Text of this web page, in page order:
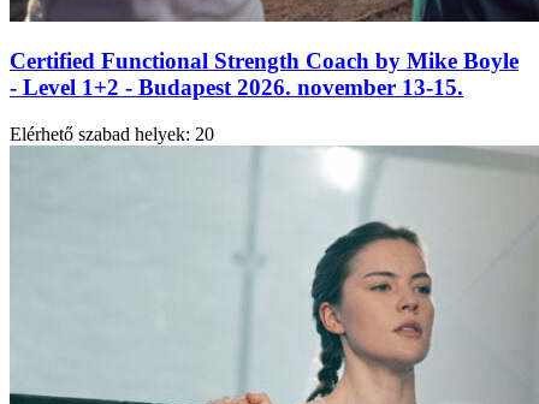
Certified Functional Strength Coach by Mike Boyle
- Level 1+2 - Budapest 2026. november 13-15.
Elérhető szabad helyek: 20